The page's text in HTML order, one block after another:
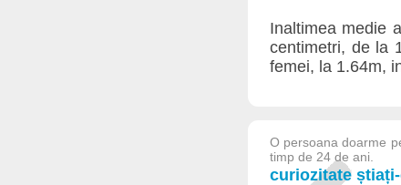
Inaltimea medie
centimetri, de la
femei, la 1.64m,
O persoana doarme
timp de 24 de ani.
curiozitate